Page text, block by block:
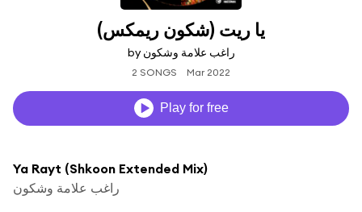
يا ريت (شكون ريمكس)
by راغب علامة وشكون
2 SONGS Mar 2022
Play for free
Ya Rayt (Shkoon Extended Mix)
راغب علامة وشكون